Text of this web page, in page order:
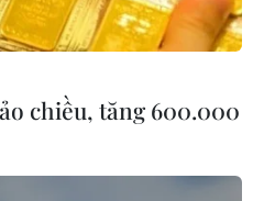
chiều, tăng 600.000